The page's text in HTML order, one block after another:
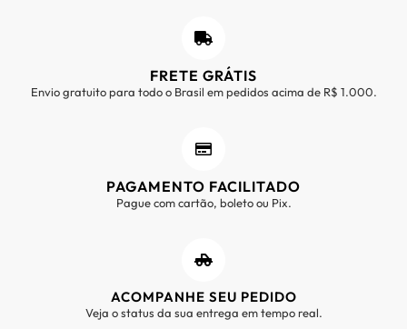
FRETE GRÁTIS
Envio gratuito para todo o Brasil em pedidos acima de R$ 1.000.
PAGAMENTO FACILITADO
Pague com cartão, boleto ou Pix.
ACOMPANHE SEU PEDIDO
Veja o status da sua entrega em tempo real.